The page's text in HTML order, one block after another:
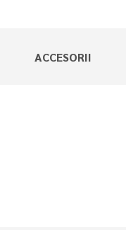
ACCESORII